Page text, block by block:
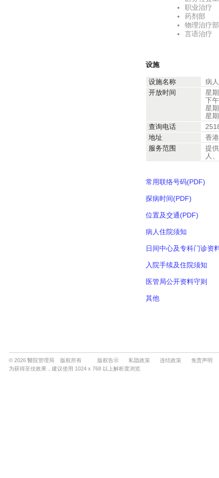
© 2026 醫院管理局 版权所有 版权告示 私隐政策 连结政策
免责声明
为获得至佳效果，建议使用 1024 x 768 以上解析度浏览